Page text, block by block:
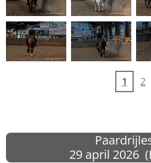
1 2
29 april 2026